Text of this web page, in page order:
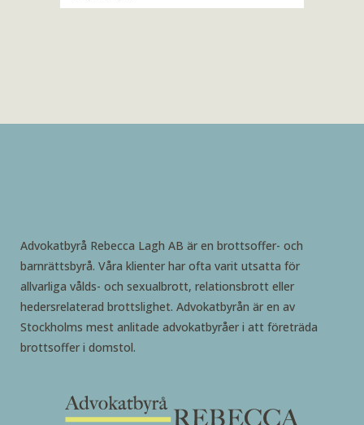
Advokatbyrå Rebecca Lagh AB är en brottsoffer- och
barnrättsbyrå. Våra klienter har ofta varit utsatta för
allvarliga vålds- och sexualbrott, relationsbrott eller
hedersrelaterad brottslighet. Advokatbyrån är en av
Stockholms mest anlitade advokatbyråer i att företräda
brottsoffer i domstol.